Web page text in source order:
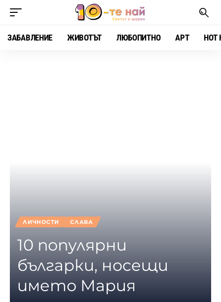
ЗАБАВЛЕНИЕ ЖИВОТЪТ ЛЮБОПИТНО АРТ HOT
ЛИЧНОСТИ СЛАВА
10 популярни
българки, носещи
името Мария